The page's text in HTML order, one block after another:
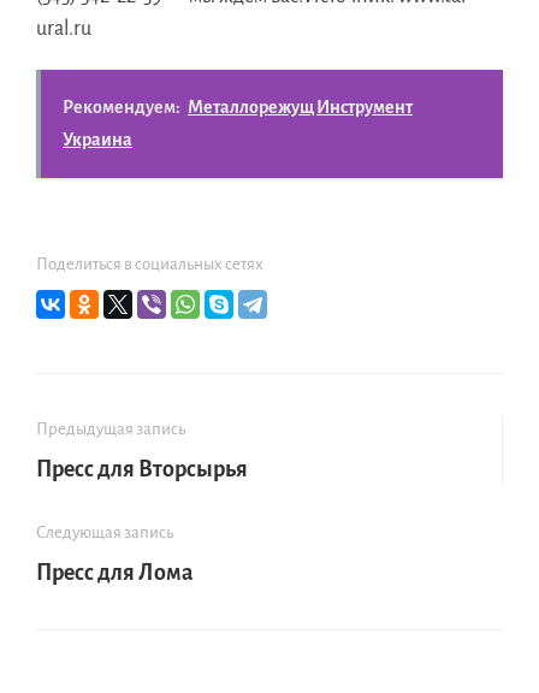
ural.ru
Рекомендуем: Металлорежущ Инструмент
Украина
Поделиться в социальных сетях
Предыдущая запись
Пресс для Вторсырья
Следующая запись
Пресс для Лома